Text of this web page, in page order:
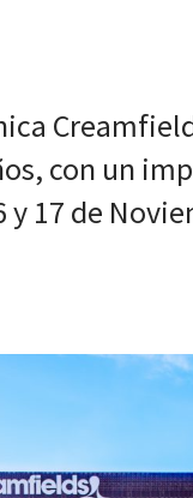
con un
y 17 de